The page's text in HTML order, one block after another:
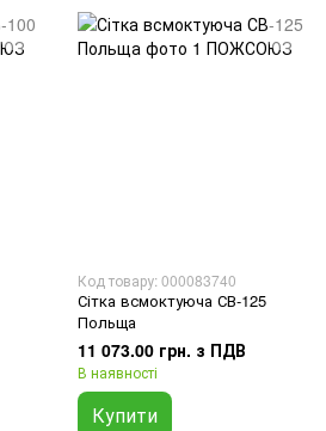
Код товару: 000083740
Сітка всмоктуюча СВ-125
Польща
11 073.00 грн. з ПДВ
В наявності
Купити